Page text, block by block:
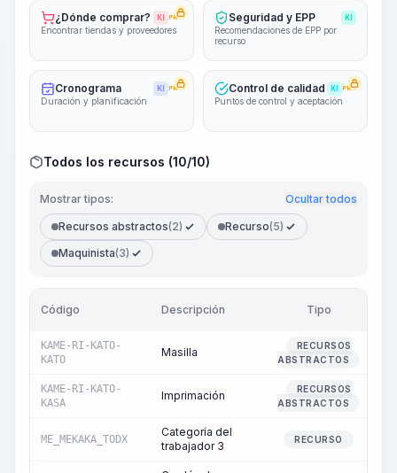
¿Dónde comprar? KI PRO
Encontrar tiendas y proveedores
Seguridad y EPP KI
Recomendaciones de EPP por
recurso
Cronograma KI PRO
Duración y planificación
Control de calidad KI PRO
Puntos de control y aceptación
Todos los recursos (10/10)
Mostrar tipos: Ocultar todos
Recursos abstractos(2) Recurso(5)
Maquinista(3)
Código Descripción Tipo
KAME-RI-KATO-
KATO
Masilla
RECURSOS
ABSTRACTOS
KAME-RI-KATO-
KASA
Imprimación
RECURSOS
ABSTRACTOS
ME_MEKAKA_TODX
Categoría del
trabajador 3
RECURSO